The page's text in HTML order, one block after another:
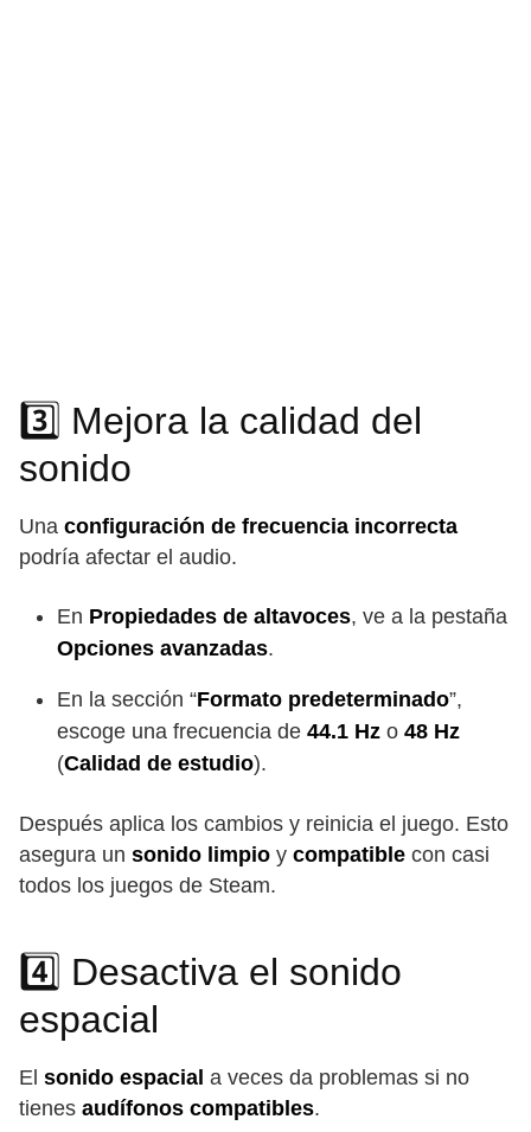
3️⃣ Mejora la calidad del
sonido
Una configuración de frecuencia incorrecta
podría afectar el audio.
En Propiedades de altavoces, ve a la pestaña
Opciones avanzadas.
En la sección “Formato predeterminado”,
escoge una frecuencia de 44.1 Hz o 48 Hz
(Calidad de estudio).
Después aplica los cambios y reinicia el juego. Esto
asegura un sonido limpio y compatible con casi
todos los juegos de Steam.
4️⃣ Desactiva el sonido
espacial
El sonido espacial a veces da problemas si no
tienes audífonos compatibles.